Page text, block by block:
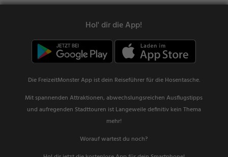
Hol' dir die App!
Die FreizeitMonster App ist dein Reiseführer für die Hosentasche.
Mit spannenden Attraktionen, abwechslungsreichen Ausflugstipps
und aufregenden Stadttouren ist Langeweile definitiv kein Thema
mehr!
Worauf wartest du noch?